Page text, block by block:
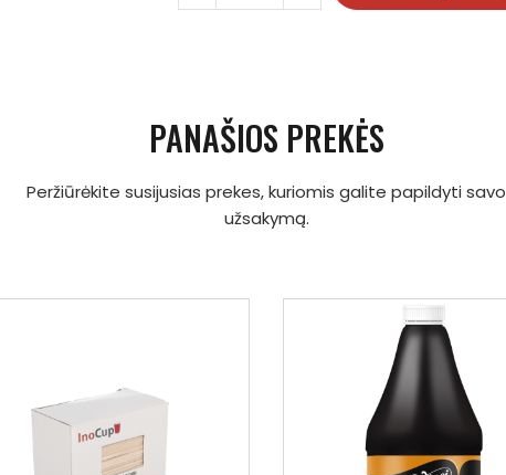
PANAŠIOS PREKĖS
Peržiūrėkite susijusias prekes, kuriomis galite papildyti savo
užsakymą.